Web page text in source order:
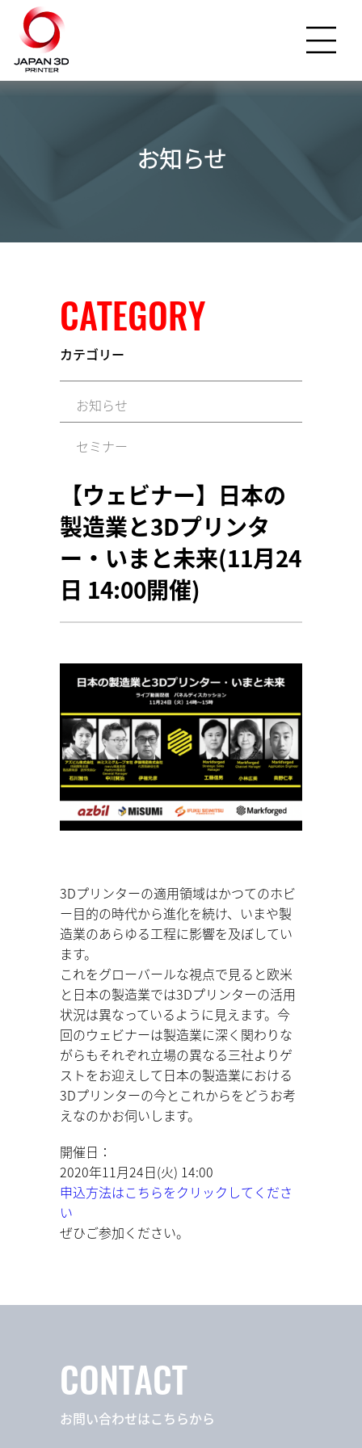
お知らせ
CATEGORY
カテゴリー
お知らせ
セミナー
【ウェビナー】日本の
製造業と3Dプリンタ
ー・いまと未来(11月24
日 14:00開催)
3Dプリンターの適用領域はかつてのホビ
ー目的の時代から進化を続け、いまや製
造業のあらゆる工程に影響を及ぼしてい
ます。
これをグローバールな視点で見ると欧米
と日本の製造業では3Dプリンターの活用
状況は異なっているように見えます。今
回のウェビナーは製造業に深く関わりな
がらもそれぞれ立場の異なる三社よりゲ
ストをお迎えして日本の製造業における
3Dプリンターの今とこれからをどうお考
えなのかお伺いします。
開催日：
2020年11月24日(火) 14:00
申込方法はこちらをクリックしてくださ
い
ぜひご参加ください。
CONTACT
お問い合わせはこちらから